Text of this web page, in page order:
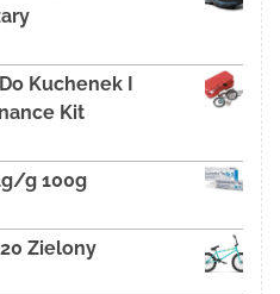
Kuchenek I
Kit
g 100g
Zielony